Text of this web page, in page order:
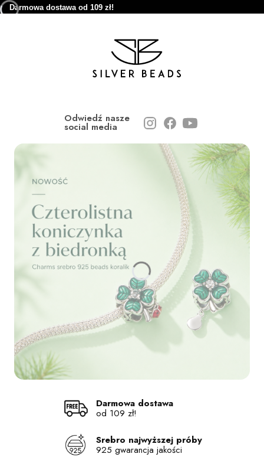
Darmowa dostawa od 109 zł!
Odwiedź nasze
social media
Darmowa dostawa
od 109 zł!
Srebro najwyższej próby
925 gwarancja jakości